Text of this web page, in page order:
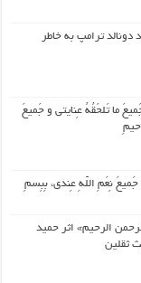
ترامپ به خاطر
ما تَلحَقُهُ عِنایتی و جَمیعَ
جَمیعَ نِعَمِ اللّهِ عِندی، بِبِسمِ
الرحیم» اثر حمید
ثقلین